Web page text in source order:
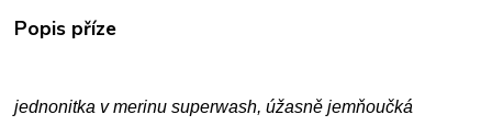
Popis příze
jednonitka v merinu superwash, úžasně jemňoučká